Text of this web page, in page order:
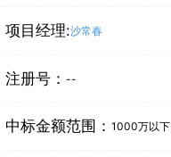
项目经理:沙常春
注册号： --
中标金额范围： 1000万以下